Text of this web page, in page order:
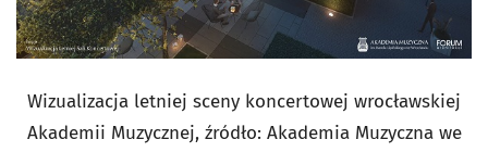
Wizualizacja letniej sceny koncertowej wrocławskiej
Akademii Muzycznej, źródło: Akademia Muzyczna we